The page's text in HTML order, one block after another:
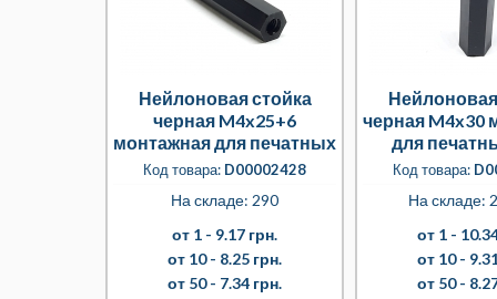
Нейлоновая стойка
черная M4x25+6
монтажная для печатных
плат
Код товара: D00002428
На складе: 290
от 1 - 9.17 грн.
от 10 - 8.25 грн.
от 50 - 7.34 грн.
черная M4x30
для
Код товара:
На складе:
от 1 -
от 10 -
от 50 -